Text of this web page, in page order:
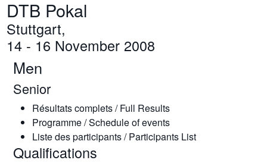
DTB Pokal
Stuttgart,
14 - 16 November 2008
Men
Senior
Résultats complets / Full Results
Programme / Schedule of events
Liste des participants / Participants List
Qualifications